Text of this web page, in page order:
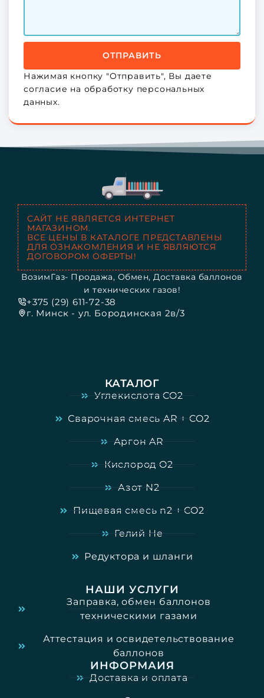
ОТПРАВИТЬ
Нажимая кнопку "Отправить", Вы даете
согласие на обработку персональных
данных.
САЙТ НЕ ЯВЛЯЕТСЯ ИНТЕРНЕТ
МАГАЗИНОМ.
ВСЕ ЦЕНЫ В КАТАЛОГЕ ПРЕДСТАВЛЕНЫ
ДЛЯ ОЗНАКОМЛЕНИЯ И НЕ ЯВЛЯЮТСЯ
ДОГОВОРОМ ОФЕРТЫ!
ВозимГаз- Продажа, Обмен, Доставка баллонов
и технических газов!
+375 (29) 611-72-38
г. Минск - ул. Бородинская 2в/3
КАТАЛОГ
Углекислота CO2
Сварочная смесь AR + CO2
Аргон AR
Кислород O2
Азот N2
Пищевая смесь n2 + CO2
Гелий He
Редуктора и шланги
НАШИ УСЛУГИ
Заправка, обмен баллонов
техническими газами
Аттестация и освидетельствование
баллонов
ИНФОРМАИЯ
Доставка и оплата